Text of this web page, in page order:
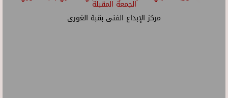
الجمعة المقبلة
مركز الإبداع الفنى بقبة الغورى